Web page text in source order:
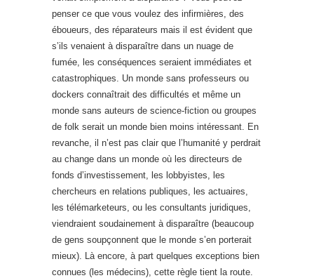
penser ce que vous voulez des infirmières, des
éboueurs, des réparateurs mais il est évident que
s’ils venaient à disparaître dans un nuage de
fumée, les conséquences seraient immédiates et
catastrophiques. Un monde sans professeurs ou
dockers connaîtrait des difficultés et même un
monde sans auteurs de science-fiction ou groupes
de folk serait un monde bien moins intéressant. En
revanche, il n’est pas clair que l’humanité y perdrait
au change dans un monde où les directeurs de
fonds d’investissement, les lobbyistes, les
chercheurs en relations publiques, les actuaires,
les télémarketeurs, ou les consultants juridiques,
viendraient soudainement à disparaître (beaucoup
de gens soupçonnent que le monde s’en porterait
mieux). Là encore, à part quelques exceptions bien
connues (les médecins), cette règle tient la route.